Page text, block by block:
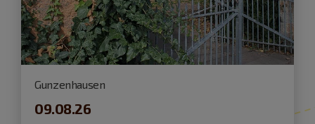
Gunzenhausen
09.08.26